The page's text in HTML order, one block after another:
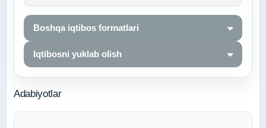
Boshqa iqtibos formatlari
Iqtibosni yuklab olish
Adabiyotlar